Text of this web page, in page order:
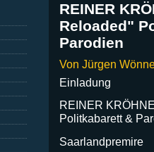
REINER
Reloaded"
Parodien
Von Jürgen
Einladung
REINER
Politkabarett &
Saarlandpremire